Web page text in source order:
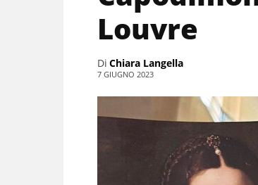
Louvre
Di Chiara Langella
7 GIUGNO 2023